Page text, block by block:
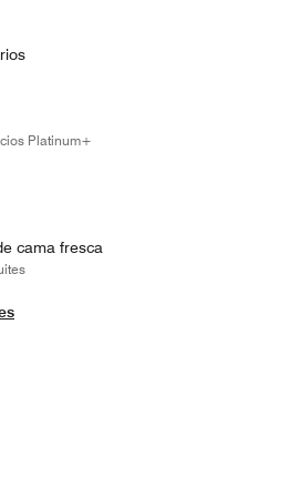
Platinum+
cama fresca